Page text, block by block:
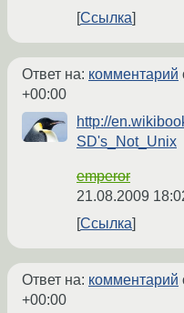
Ссылка
Ответ на: комментарий
+00:00
http://
SD's_Not_Unix
emperor
21.08.2009
Ссылка
Ответ на: комментарий
+00:00